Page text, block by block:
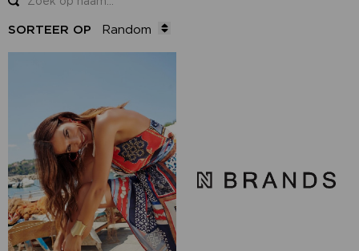
SORTEER OP Random